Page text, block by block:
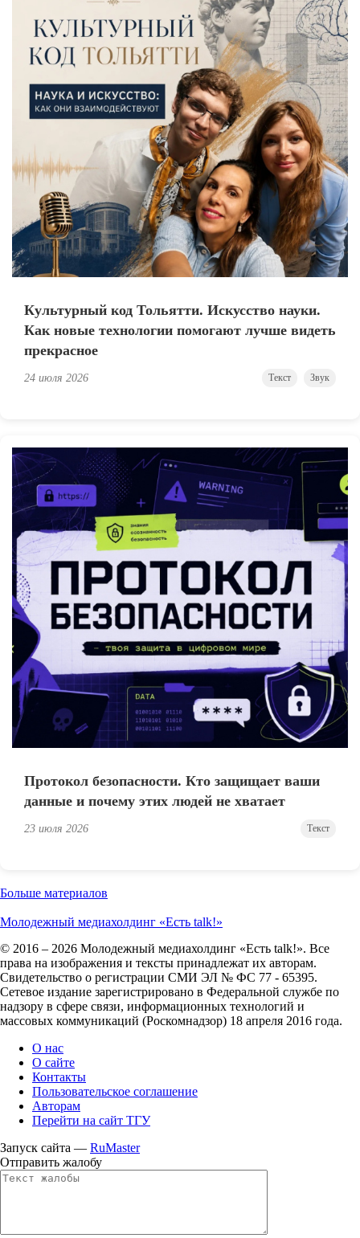
Культурный код Тольятти. Искусство науки.
Как новые технологии помогают лучше видеть
прекрасное
24 июля 2026 Текст Звук
Протокол безопасности. Кто защищает ваши
данные и почему этих людей не хватает
23 июля 2026 Текст
Больше материалов
Молодежный медиахолдинг «Есть talk!»
© 2016 – 2026 Молодежный медиахолдинг «Есть talk!». Все
права на изображения и тексты принадлежат их авторам.
Свидетельство о регистрации СМИ ЭЛ № ФС 77 - 65395.
Сетевое издание зарегистрировано в Федеральной службе по
надзору в сфере связи, информационных технологий и
массовых коммуникаций (Роскомнадзор) 18 апреля 2016 года.
О нас
О сайте
Контакты
Пользовательское соглашение
Авторам
Перейти на сайт ТГУ
Запуск сайта — RuMaster
Отправить жалобу